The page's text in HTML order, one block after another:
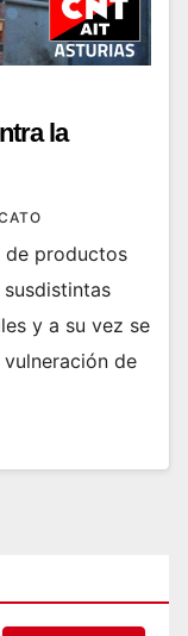
la
de productos
y a su vez se
de